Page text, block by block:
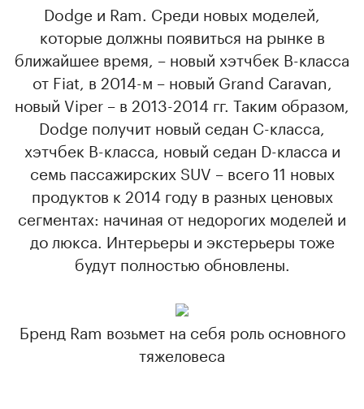
Dodge и Ram. Среди новых моделей,
которые должны появиться на рынке в
ближайшее время, – новый хэтчбек B-класса
от Fiat, в 2014-м – новый Grand Caravan,
новый Viper – в 2013-2014 гг. Таким образом,
Dodge получит новый седан С-класса,
хэтчбек B-класса, новый седан D-класса и
семь пассажирских SUV – всего 11 новых
продуктов к 2014 году в разных ценовых
сегментах: начиная от недорогих моделей и
до люкса. Интерьеры и экстерьеры тоже
будут полностью обновлены.
Бренд Ram возьмет на себя роль основного
тяжеловеса